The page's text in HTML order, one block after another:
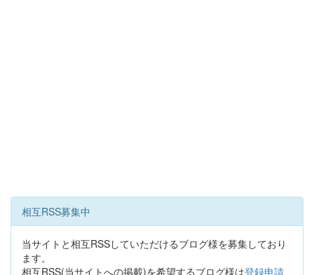
相互RSS募集中
当サイトと相互RSSしていただけるブログ様を募集しており
ます。
相互RSS(当サイトへの掲載)を希望するブログ様は登録申請